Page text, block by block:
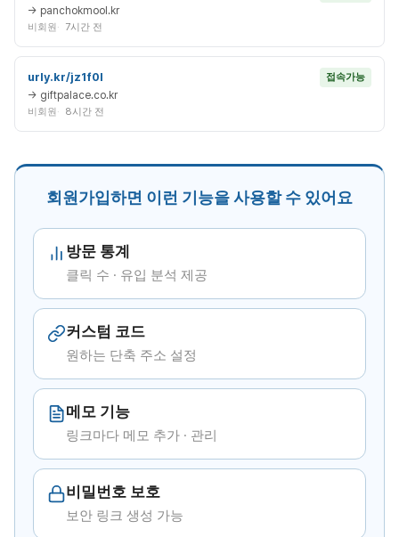
→ panchokmool.kr
비회원 7시간 전
urly.kr/jz1f0l 접속가능
→ giftpalace.co.kr
비회원 8시간 전
회원가입하면 이런 기능을 사용할 수 있어요
방문 통계
클릭 수 · 유입 분석 제공
커스텀 코드
원하는 단축 주소 설정
메모 기능
링크마다 메모 추가 · 관리
비밀번호 보호
보안 링크 생성 가능